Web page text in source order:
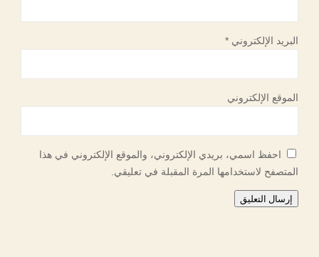
البريد الإلكتروني*
الموقع الإلكتروني
احفظ اسمي، بريدي الإلكتروني، والموقع الإلكتروني في هذا
المتصفح لاستخدامها المرة المقبلة في تعليقي.
إرسال التعليق